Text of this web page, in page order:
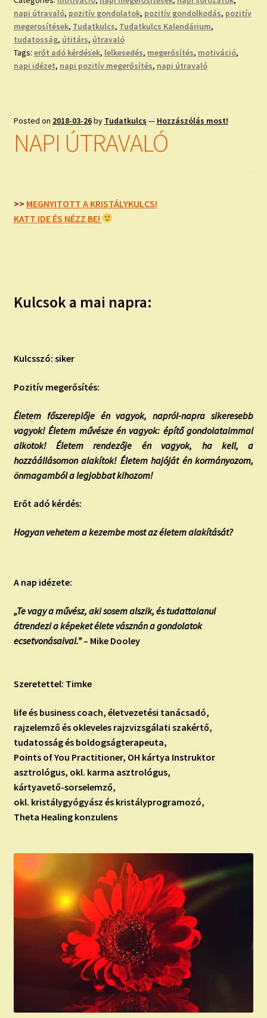
napi útravaló, pozitív gondolatok, pozitív gondolkodás, pozitív
megerosítések, Tudatkulcs, Tudatkulcs Kalendárium,
tudatosság, útitárs, útravaló
Tags: erőt adó kérdések, lelkesedés, megerősítés, motiváció,
napi idézet, napi pozitív megerősítés, napi útravaló
Posted on 2018-03-26by Tudatkulcs — Hozzászólás most!
NAPI ÚTRAVALÓ
>> MEGNYITOTT A KRISTÁLYKULCS!
KATT IDE ÉS NÉZZ BE!
Kulcsok a mai napra:
Kulcsszó: siker
Pozitív megerősítés:
Életem főszereplője én vagyok, napról-napra sikeresebb
vagyok! Életem művésze én vagyok: építő gondolataimmal
alkotok! Életem rendezője én vagyok, ha kell, a
hozzáállásomon alakítok! Életem hajóját én kormányozom,
önmagamból a legjobbat kihozom!
Erőt adó kérdés:
Hogyan vehetem a kezembe most az életem alakítását?
A nap idézete:
„Te vagy a művész, aki sosem alszik, és tudattalanul
átrendezi a képeket élete vásznán a gondolatok
ecsetvonásaival.” – Mike Dooley
Szeretettel: Timke
life és business coach, életvezetési tanácsadó,
rajzelemző és okleveles rajzvizsgálati szakértő,
tudatosság és boldogságterapeuta,
Points of You Practitioner, OH kártya Instruktor
asztrológus, okl. karma asztrológus,
kártyavető-sorselemző,
okl. kristálygyógyász és kristályprogramozó,
Theta Healing konzulens